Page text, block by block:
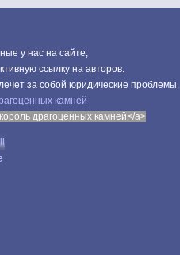
у нас на сайте,
ссылку на авторов.
за собой юридические проблемы.
камней
драгоценных камней</a>